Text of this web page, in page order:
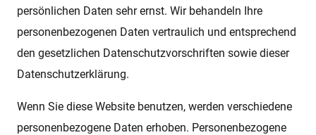
persönlichen Daten sehr ernst. Wir behandeln Ihre
personenbezogenen Daten vertraulich und entsprechend
den gesetzlichen Datenschutzvorschriften sowie dieser
Datenschutzerklärung.
Wenn Sie diese Website benutzen, werden verschiedene
personenbezogene Daten erhoben. Personenbezogene